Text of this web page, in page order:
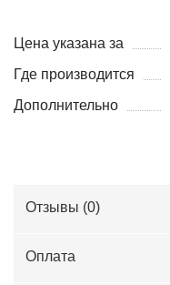
Цена указана за
Где производится
Дополнительно
Отзывы (0)
Оплата